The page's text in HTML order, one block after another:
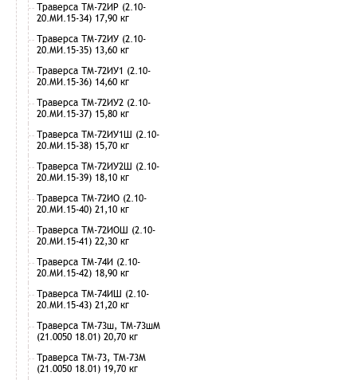
Траверса ТМ-72ИР (2.10-
20.МИ.15-34) 17,90 кг
Траверса ТМ-72ИУ (2.10-
20.МИ.15-35) 13,60 кг
Траверса ТМ-72ИУ1 (2.10-
20.МИ.15-36) 14,60 кг
Траверса ТМ-72ИУ2 (2.10-
20.МИ.15-37) 15,80 кг
Траверса ТМ-72ИУ1Ш (2.10-
20.МИ.15-38) 15,70 кг
Траверса ТМ-72ИУ2Ш (2.10-
20.МИ.15-39) 18,10 кг
Траверса ТМ-72ИО (2.10-
20.МИ.15-40) 21,10 кг
Траверса ТМ-72ИОШ (2.10-
20.МИ.15-41) 22,30 кг
Траверса ТМ-74И (2.10-
20.МИ.15-42) 18,90 кг
Траверса ТМ-74ИШ (2.10-
20.МИ.15-43) 21,20 кг
Траверса ТМ-73ш, ТМ-73шМ
(21.0050 18.01) 20,70 кг
Траверса ТМ-73, ТМ-73М
(21.0050 18.01) 19,70 кг